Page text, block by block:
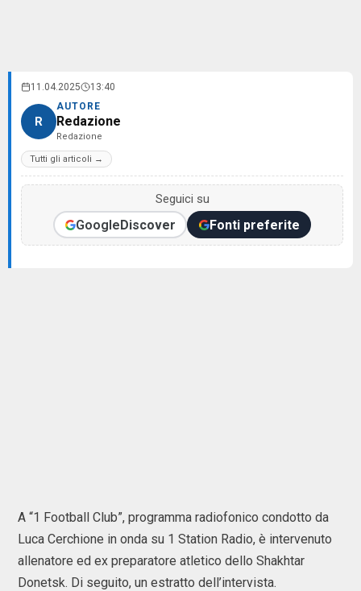
11.04.2025 13:40
R
AUTORE
Redazione
Redazione
Tutti gli articoli →
Seguici su
GoogleDiscover Fonti preferite
A “1 Football Club”, programma radiofonico condotto da
Luca Cerchione in onda su 1 Station Radio, è intervenuto
allenatore ed ex preparatore atletico dello Shakhtar
Donetsk. Di seguito, un estratto dell’intervista.